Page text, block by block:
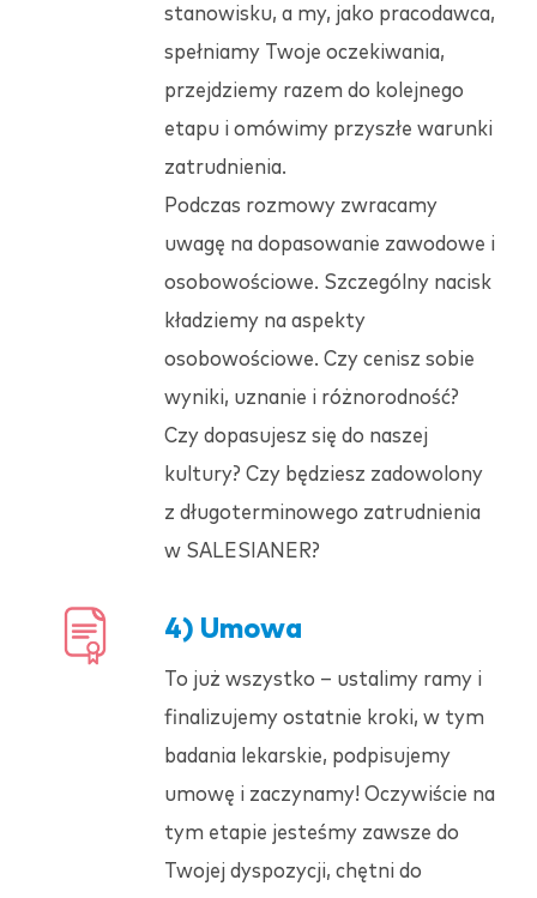
stanowisku, a my, jako pracodawca,
spełniamy Twoje oczekiwania,
przejdziemy razem do kolejnego
etapu i omówimy przyszłe warunki
zatrudnienia.
Podczas rozmowy zwracamy
uwagę na dopasowanie zawodowe i
osobowościowe. Szczególny nacisk
kładziemy na aspekty
osobowościowe. Czy cenisz sobie
wyniki, uznanie i różnorodność?
Czy dopasujesz się do naszej
kultury? Czy będziesz zadowolony
z długoterminowego zatrudnienia
w SALESIANER?
4) Umowa
To już wszystko – ustalimy ramy i
finalizujemy ostatnie kroki, w tym
badania lekarskie, podpisujemy
umowę i zaczynamy! Oczywiście na
tym etapie jesteśmy zawsze do
Twojej dyspozycji, chętni do